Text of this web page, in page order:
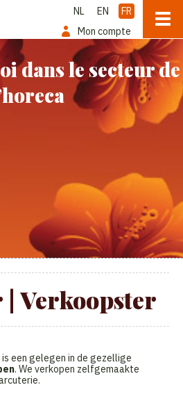
NL EN
FR
Mon compte
dans le secteur de
Verkoopster
is een gelegen in de gezellige
. We verkopen zelfgemaakte